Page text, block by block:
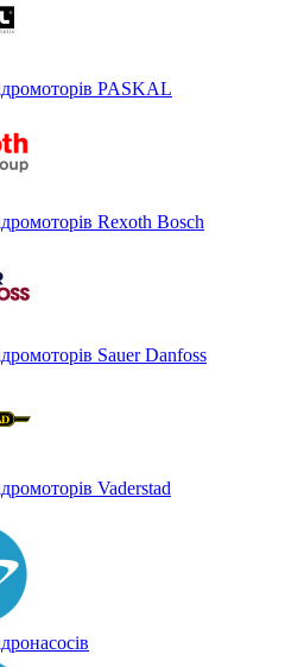
PASKAL
Rexoth Bosch
Sauer Danfoss
Vaderstad